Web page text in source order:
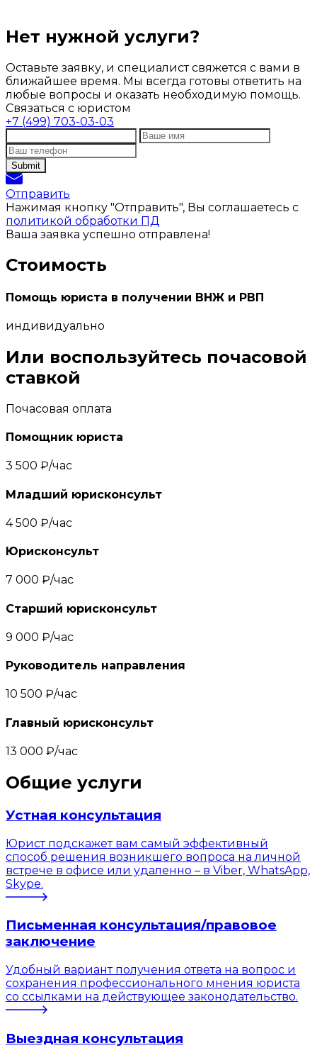
Нет нужной услуги?
Оставьте заявку, и специалист свяжется с вами в
ближайшее время. Мы всегда готовы ответить на
любые вопросы и оказать необходимую помощь.
Связаться с юристом
+7 (499) 703-03-03
Отправить
Нажимая кнопку "Отправить", Вы соглашаетесь с
политикой обработки ПД
Ваша заявка успешно отправлена!
Стоимость
Помощь юриста в получении ВНЖ и РВП
индивидуально
Или воспользуйтесь почасовой
ставкой
Почасовая оплата
Помощник юриста
3 500 ₽/час
Младший юрисконсульт
4 500 ₽/час
Юрисконсульт
7 000 ₽/час
Старший юрисконсульт
9 000 ₽/час
Руководитель направления
10 500 ₽/час
Главный юрисконсульт
13 000 ₽/час
Общие услуги
Устная консультация
Юрист подскажет вам самый эффективный
способ решения возникшего вопроса на личной
встрече в офисе или удаленно – в Viber, WhatsApp,
Skype.
Письменная консультация/правовое
заключение
Удобный вариант получения ответа на вопрос и
сохранения профессионального мнения юриста
со ссылками на действующее законодательство.
Выездная консультация